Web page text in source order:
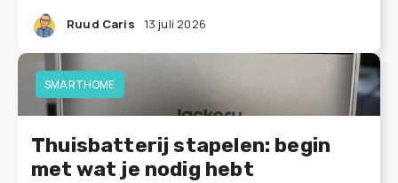
Ruud Caris 13 juli 2026
SMARTHOME
Thuisbatterij stapelen: begin
met wat je nodig hebt